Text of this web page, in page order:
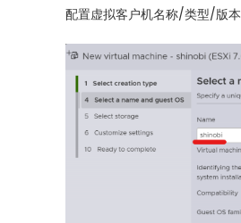
配置虚拟客户机名称/类型/版本